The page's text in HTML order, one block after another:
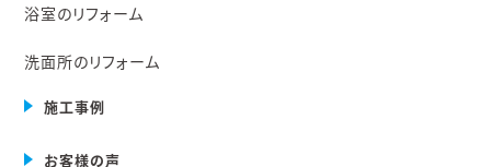
浴室のリフォーム
洗面所のリフォーム
施工事例
お客様の声